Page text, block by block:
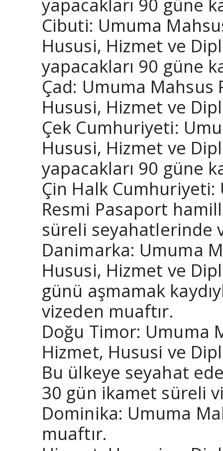
yapacakları 90 güne
Cibuti: Umuma
Hususi, Hizmet ve
yapacakları 90 güne
Çad: Umuma
Hususi, Hizmet ve
Çek Cumhuriyeti:
Hususi, Hizmet ve
yapacakları 90 güne
Çin Halk
Resmi Pasaport
süreli seyahatlerinde
Danimarka: Umuma
Hususi, Hizmet ve
günü aşmamak
vizeden muaftır.
Doğu Timor: Umuma
Hizmet, Hususi ve
Bu ülkeye seyahat
30 gün ikamet süreli
Dominika: Umuma
muaftır.